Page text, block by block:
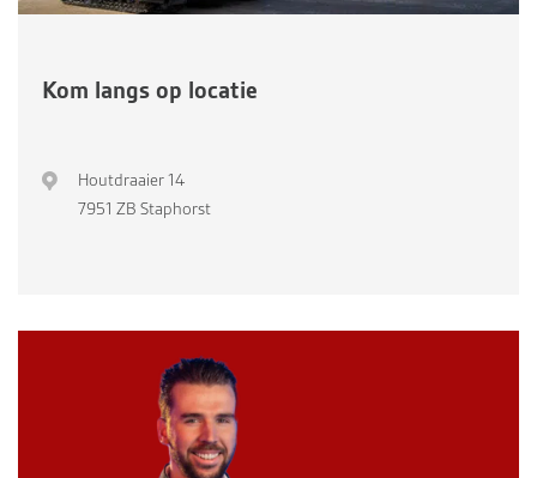
Kom langs op locatie
Houtdraaier 14
7951 ZB Staphorst